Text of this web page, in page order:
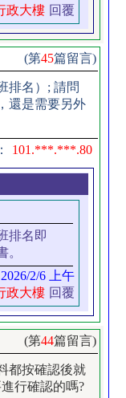
政大樓 回覆
(第45篇留言)
排名）; 請問
還是需要另外
101.***.***.80
排名即
。
2026/2/6 上午
政大樓 回覆
(第44篇留言)
都按確認後就
行確認的嗎?